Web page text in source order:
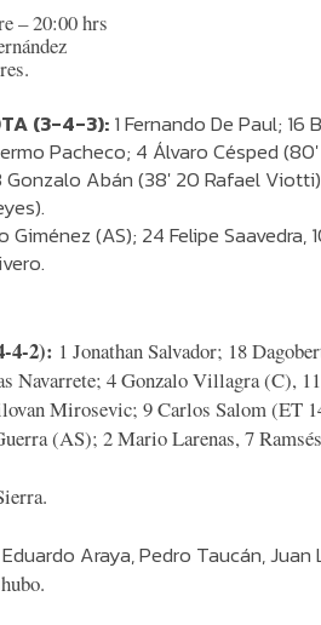
– 20:00 hrs
(3-4-3): 1 Fernando De Paul; 16
Pacheco; 4 Álvaro Césped
Abán (38′ 20 Rafael
Giménez (AS); 24 Felipe Saavedra,
4-2): 1 Jonathan Salvador; 18
Navarrete; 4 Gonzalo Villagra (C),
Mirosevic; 9 Carlos Salom (ET
(AS); 2 Mario Larenas, 7
Araya, Pedro Taucán, Juan